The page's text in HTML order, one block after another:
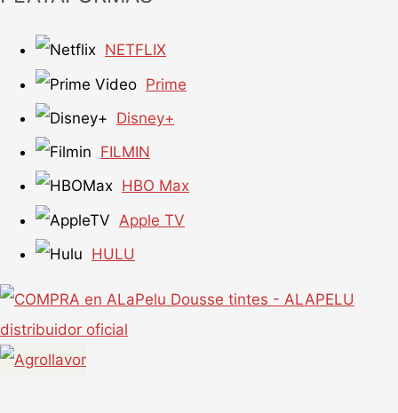
NETFLIX
Prime
Disney+
FILMIN
HBO Max
Apple TV
HULU